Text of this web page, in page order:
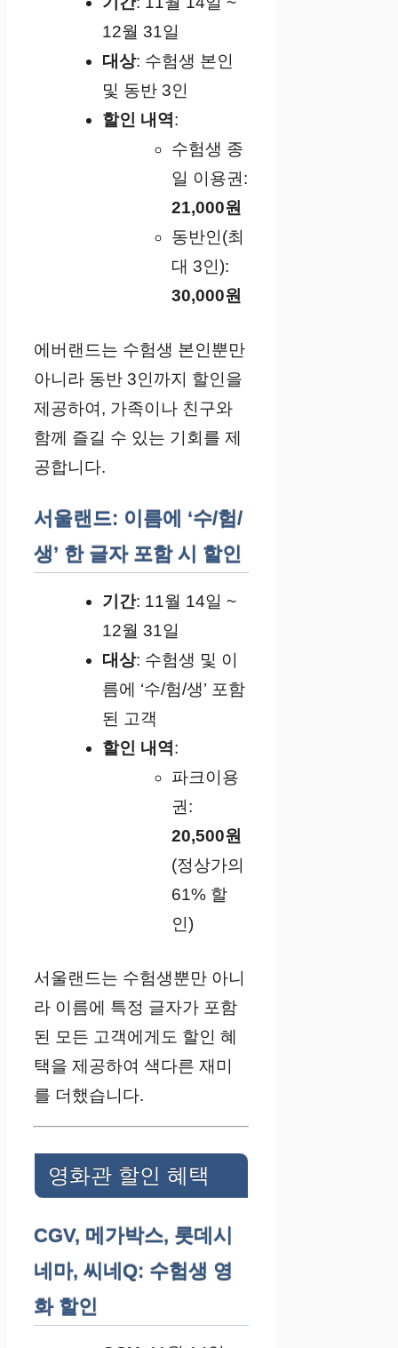
12월 31일
대상: 수험생 본인
및 동반 3인
할인 내역 :
수험생 종
일 이용권:
21,000원
동반인(최
대 3인):
30,000원
에버랜드는 수험생 본인뿐만
아니라 동반 3인까지 할인을
제공하여, 가족이나 친구와
함께 즐길 수 있는 기회를 제
공합니다.
서울랜드: 이름에 ‘수/험/
생’ 한 글자 포함 시 할인
기간: 11월 14일 ~
12월 31일
대상: 수험생 및 이
름에 ‘수/험/생’ 포함
된 고객
할인 내역 :
파크이용
권:
20,500원
(정상가의
61% 할
인)
서울랜드는 수험생뿐만 아니
라 이름에 특정 글자가 포함
된 모든 고객에게도 할인 혜
택을 제공하여 색다른 재미
를 더했습니다.
영화관 할인 혜택
CGV, 메가박스, 롯데시
네마, 씨네Q: 수험생 영
화 할인